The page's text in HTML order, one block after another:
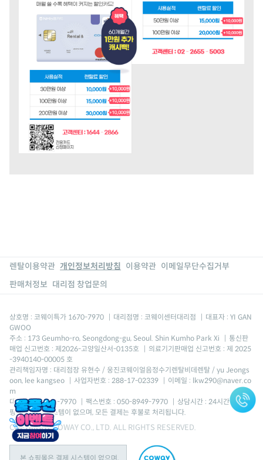
렌탈이용약관 개인정보처리방침 이용약관 이메일무단수집거부
판매처정보 대리점 창업문의
상호명 : 코웨이특가 1670-7970 대리점명 : 코웨이센터대리점
대표자 : YI GAN
GWOO
주소 : 173 Geumho-ro, Seongdong-gu, Seoul. Shin Kumho Park Xi
통신판
매업 신고번호 : 제2026-고양일산서-0135호
의료기기판매업 신고번호 : 제 2025
-3940140-00005 호
관리책임자명 : 대리점장 유현수 / 웅진코웨이얼음정수기렌탈비데렌탈 / yu Jeongs
oon, lee kangseo
사업자번호 : 288-17-02339
이메일 : lkw290@naver.co
m
대표번호 : 1670-7970
팩스번호 : 050-8949-7970
상담시간 : 24시간 *본 쇼
핑몰은 결제 시스템이 없으며, 모든 결제는 후불로 처리됩니다.
COPYRIGHT COWAY CO., LTD. ALL RIGHTS RESERVED.
본 쇼핑몰은 결제 시스템이 없으며,